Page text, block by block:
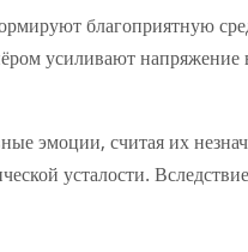
благоприятную
усиливают напряжение
эмоции, считая их
усталости.